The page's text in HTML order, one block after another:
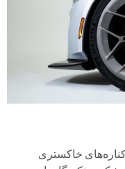
کناره‌های خاکستری